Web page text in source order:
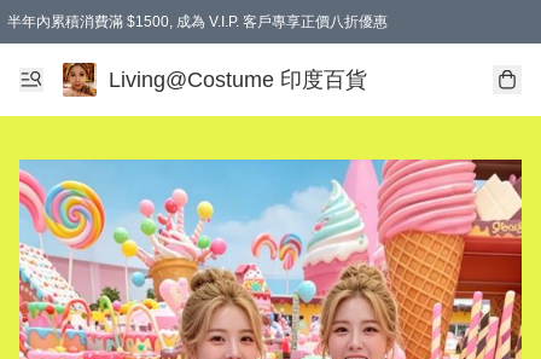
半年內累積消費滿 $1500, 成為 V.I.P. 客戶專享正價八折優惠
滿$600免本地運費
Living@Costume 印度百貨